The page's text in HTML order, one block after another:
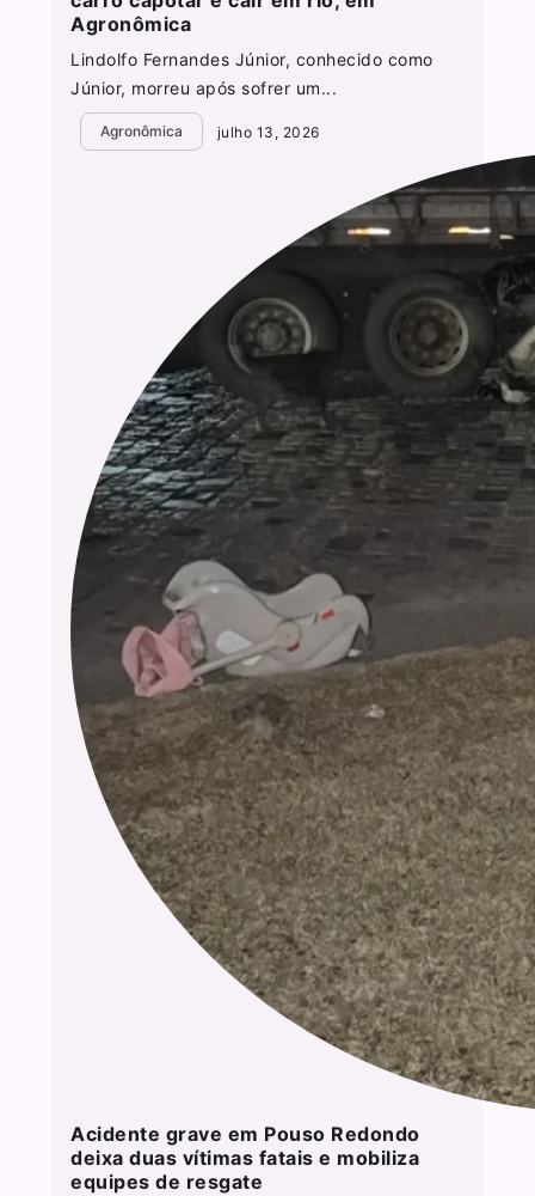
Agronômica
Lindolfo Fernandes Júnior, conhecido como
Júnior, morreu após sofrer um...
Agronômica julho 13, 2026
Acidente grave em Pouso Redondo
deixa duas vítimas fatais e mobiliza
equipes de resgate